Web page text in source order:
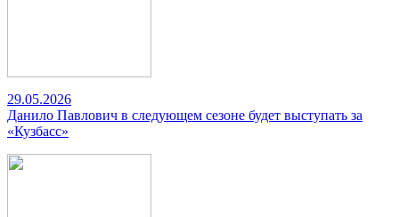
29.05.2026
Данило Павлович в следующем сезоне будет выступать за
«Кузбасс»